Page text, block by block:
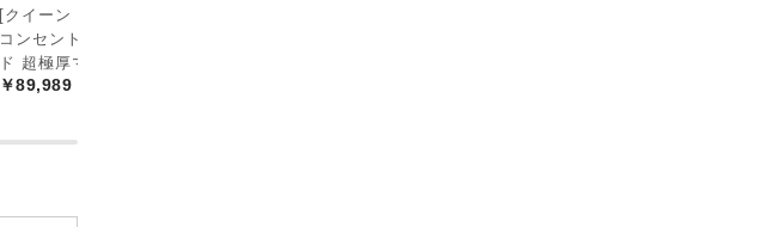
[クイーン・大容量収納]
コンセント機能付きベッ
ド 超極厚マットレス付き
￥89,989